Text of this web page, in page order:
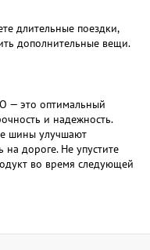
длительные поездки,
дополнительные вещи.
— это оптимальный
и надежность.
шины улучшают
дороге. Не упустите
во время следующей